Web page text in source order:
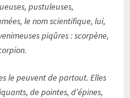
pustuleuses,
le nom scientifique, lui,
piqûres : scorpène,
le peuvent de partout. Elles
de pointes, d’épines,